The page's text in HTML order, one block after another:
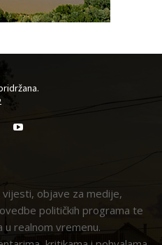
objave za medije,
političkih programa te
realnom vremenu.